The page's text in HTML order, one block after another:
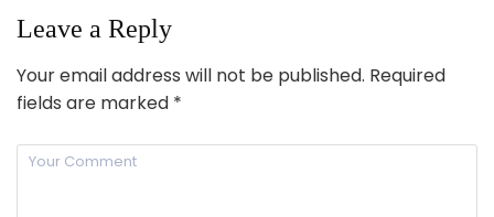
Leave a Reply
Your email address will not be published. Required
fields are marked *